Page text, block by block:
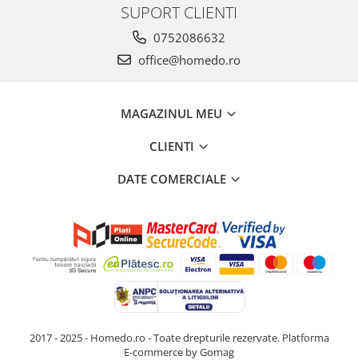
SUPORT CLIENTI
0752086632
office@homedo.ro
MAGAZINUL MEU
CLIENTI
DATE COMERCIALE
2017 - 2025 - Homedo.ro - Toate drepturile rezervate. Platforma
E-commerce by Gomag